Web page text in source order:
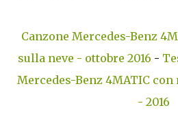
Canzone Mercedes-Benz
sulla neve - ottobre 2016 -
Mercedes-Benz 4MATIC
- 2016